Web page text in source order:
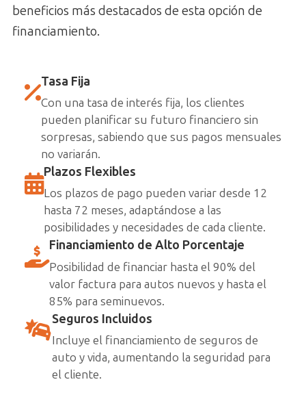
beneficios más destacados de esta opción de
financiamiento.
Tasa Fija
Con una tasa de interés fija, los clientes
pueden planificar su futuro financiero sin
sorpresas, sabiendo que sus pagos mensuales
no variarán.
Plazos Flexibles
Los plazos de pago pueden variar desde 12
hasta 72 meses, adaptándose a las
posibilidades y necesidades de cada cliente.
Financiamiento de Alto Porcentaje
Posibilidad de financiar hasta el 90% del
valor factura para autos nuevos y hasta el
85% para seminuevos.
Seguros Incluidos
Incluye el financiamiento de seguros de
auto y vida, aumentando la seguridad para
el cliente.